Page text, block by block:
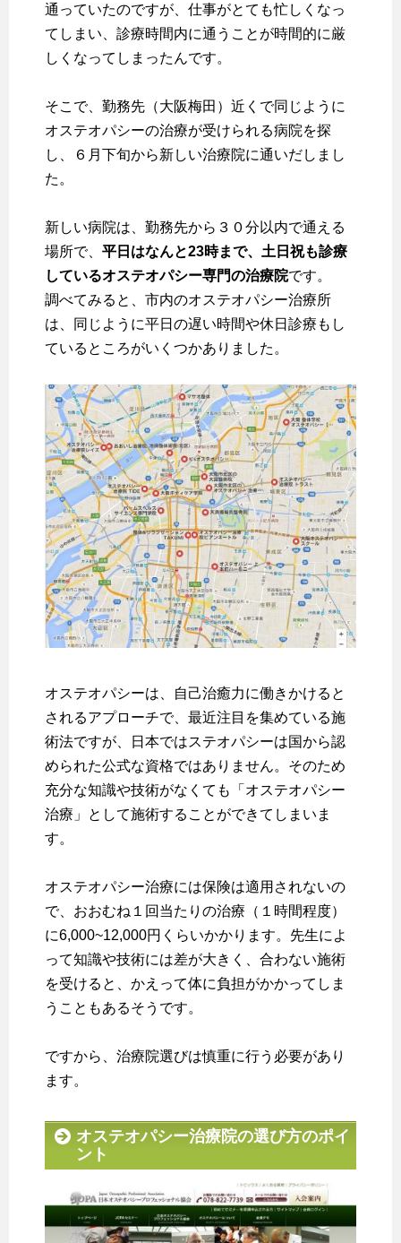
通っていたのですが、仕事がとても忙しくなっ
てしまい、診療時間内に通うことが時間的に厳
しくなってしまったんです。
そこで、勤務先（大阪梅田）近くで同じように
オステオパシーの治療が受けられる病院を探
し、６月下旬から新しい治療院に通いだしまし
た。
新しい病院は、勤務先から３０分以内で通える
場所で、 平日はなんと23時まで、土日祝も診療
しているオステオパシー専門の治療院です。
調べてみると、市内のオステオパシー治療所
は、同じように平日の遅い時間や休日診療もし
ているところがいくつかありました。
オステオパシーは、自己治癒力に働きかけると
されるアプローチで、最近注目を集めている施
術法ですが、日本ではステオパシーは国から認
められた公式な資格ではありません。そのため
充分な知識や技術がなくても「オステオパシー
治療」として施術することができてしまいま
す。
オステオパシー治療には保険は適用されないの
で、おおむね１回当たりの治療（１時間程度）
に6,000~12,000円くらいかかります。先生によ
って知識や技術には差が大きく、合わない施術
を受けると、かえって体に負担がかかってしま
うこともあるそうです。
ですから、治療院選びは慎重に行う必要があり
ます。
オステオパシー治療院の選び方のポイ
ント